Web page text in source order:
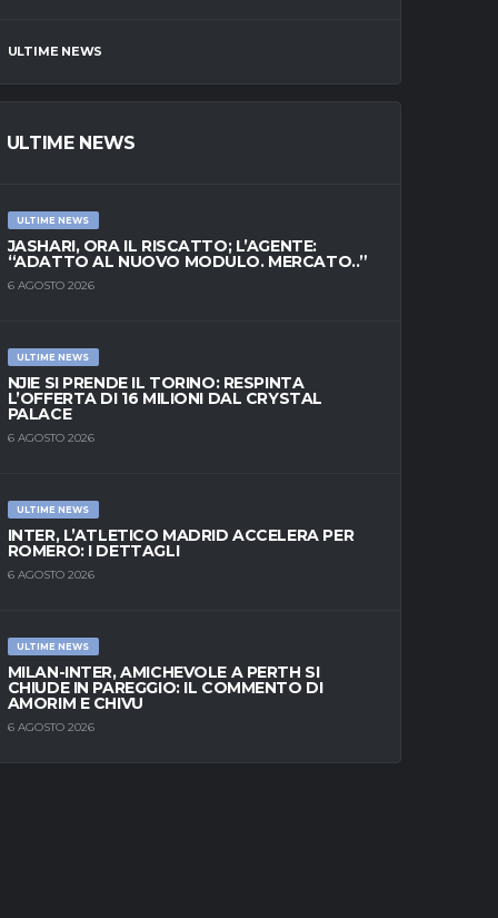
ULTIME NEWS
ULTIME NEWS
ULTIME NEWS
JASHARI, ORA IL RISCATTO; L’AGENTE:
“ADATTO AL NUOVO MODULO. MERCATO..”
6 AGOSTO 2026
ULTIME NEWS
NJIE SI PRENDE IL TORINO: RESPINTA
L’OFFERTA DI 16 MILIONI DAL CRYSTAL
PALACE
6 AGOSTO 2026
ULTIME NEWS
INTER, L’ATLETICO MADRID ACCELERA PER
ROMERO: I DETTAGLI
6 AGOSTO 2026
ULTIME NEWS
MILAN-INTER, AMICHEVOLE A PERTH SI
CHIUDE IN PAREGGIO: IL COMMENTO DI
AMORIM E CHIVU
6 AGOSTO 2026